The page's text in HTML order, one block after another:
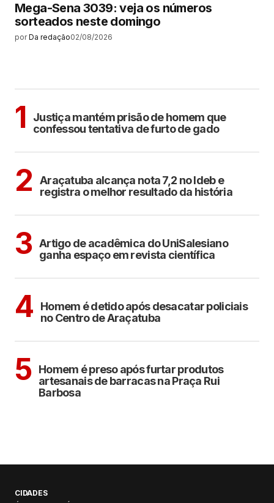
Mega-Sena 3039: veja os números
sorteados neste domingo
por Da redação02/08/2026
1
Justiça mantém prisão de homem que
confessou tentativa de furto de gado
2
Araçatuba alcança nota 7,2 no Ideb e
registra o melhor resultado da história
3 Artigo de acadêmica do UniSalesiano
ganha espaço em revista científica
4
Homem é detido após desacatar policiais
no Centro de Araçatuba
5 Homem é preso após furtar produtos
artesanais de barracas na Praça Rui
Barbosa
CIDADES